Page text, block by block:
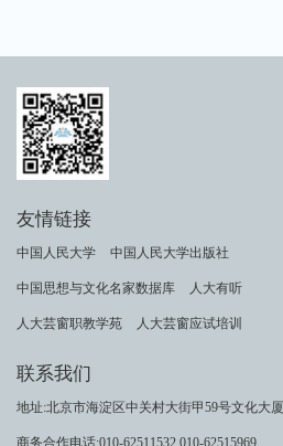
友情链接
中国人民大学 中国人民大学出版社
中国思想与文化名家数据库 人大有听
人大芸窗职教学苑 人大芸窗应试培训
联系我们
地址:北京市海淀区中关村大街甲59号文化大厦
商务合作电话:010-62511532 010-62515969